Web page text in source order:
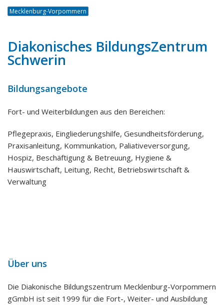
Mecklenburg-Vorpommern
Diakonisches BildungsZentrum
Schwerin
Bildungsangebote
Fort- und Weiterbildungen aus den Bereichen:
Pflegepraxis, Eingliederungshilfe, Gesundheitsförderung,
Praxisanleitung, Kommunkation, Paliativeversorgung,
Hospiz, Beschäftigung & Betreuung, Hygiene &
Hauswirtschaft, Leitung, Recht, Betriebswirtschaft &
Verwaltung
Über uns
Die Diakonische Bildungszentrum Mecklenburg-Vorpommern
gGmbH ist seit 1999 für die Fort-, Weiter- und Ausbildung